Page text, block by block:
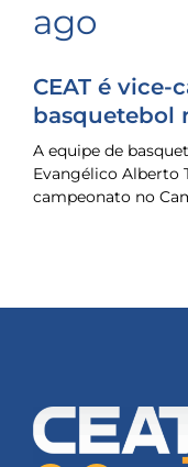
ago
CEAT é vice-
basquetebol
A equipe de
Evangélico Alberto
campeonato no